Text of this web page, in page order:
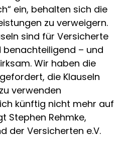
ein, behalten sich die
zu verweigern.
sind für Versicherte
– und
Wir haben die
die Klauseln
verwenden
künftig nicht mehr auf
Stephen Rehmke,
der Versicherten e.V.